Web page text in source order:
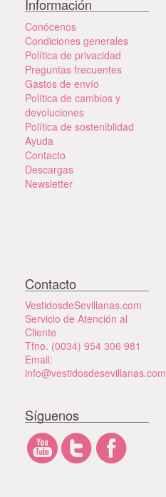
Información
Conócenos
Condiciones generales
Política de privacidad
Preguntas frecuentes
Gastos de envío
Política de cambios y
devoluciones
Política de sosteniblidad
Ayuda
Contacto
Descargas
Newsletter
Contacto
VestidosdeSevillanas.com
Servicio de Atención al
Cliente
Tfno. (0034) 954 306 981
Email:
info@vestidosdesevillanas.com
Síguenos